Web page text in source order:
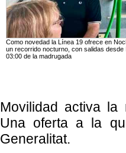
Como novedad la Línea 19 ofrece en
un recorrido nocturno, con salidas
03:00 de la madrugada
Movilidad activa la
Una oferta a la
Generalitat.